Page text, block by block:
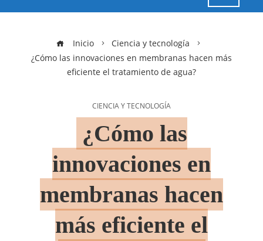
Inicio
Ciencia y tecnología
¿Cómo las innovaciones en membranas hacen más
eficiente el tratamiento de agua?
CIENCIA Y TECNOLOGÍA
¿Cómo las
innovaciones en
membranas hacen
más eficiente el